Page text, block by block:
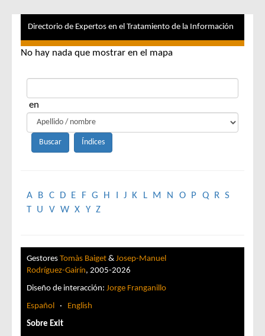
Directorio de Expertos en el Tratamiento de la Información
No hay nada que mostrar en el mapa
en
A B C D E F G H J K L M N O P Q R S
T U V W X Y Z
Gestores Tomàs Baiget & Josep-Manuel
Rodríguez-Gairín, 2005-2026
Diseño de interacción: Jorge Franganillo
Español · English
Sobre Exit